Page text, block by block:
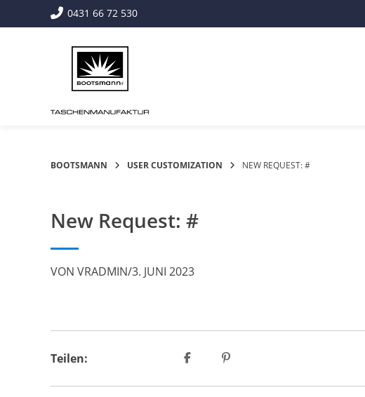
zum
0431 66 72 530
BOOTSMANN USER CUSTOMIZATION NEW REQUEST: #
New Request: #
VON VRADMIN/3. JUNI 2023
Teilen: